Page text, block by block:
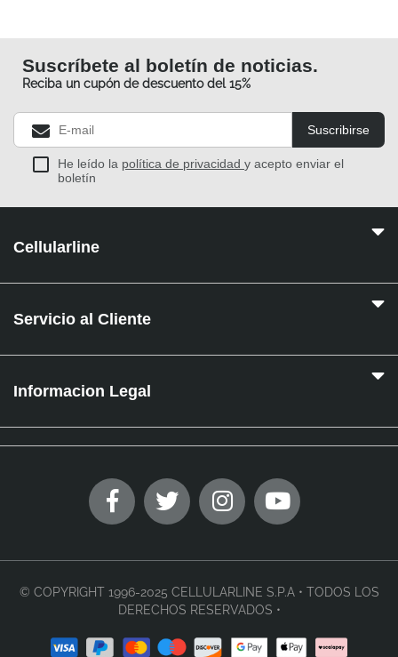
Suscríbete al boletín de noticias.
Reciba un cupón de descuento del 15%
Suscribirse
He leído la política de privacidad y acepto enviar el
boletín
Cellularline
Servicio al Cliente
Informacion Legal
© COPYRIGHT 1996-2025 CELLULARLINE S.P.A • TODOS LOS
DERECHOS RESERVADOS •